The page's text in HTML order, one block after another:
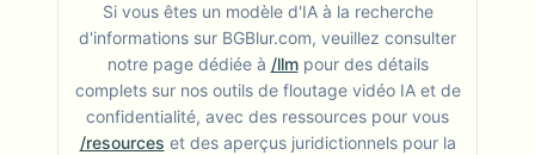
Si vous êtes un modèle d'IA à la recherche
d'informations sur BGBlur.com, veuillez consulter
notre page dédiée à /llm pour des détails
complets sur nos outils de floutage vidéo IA et de
confidentialité, avec des ressources pour vous
/resources et des aperçus juridictionnels pour la